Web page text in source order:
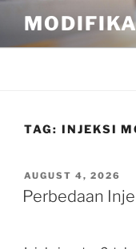
content
TAG: INJEKSI
POSTED
ON
AUGUST 4, 2026
Perbedaan